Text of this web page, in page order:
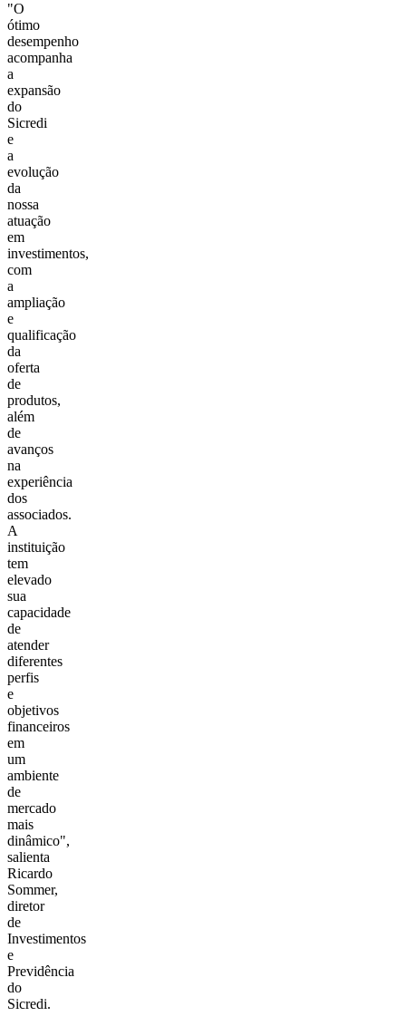
"O
ótimo
desempenho
acompanha
a
expansão
do
Sicredi
e
a
evolução
da
nossa
atuação
em
investimentos,
com
a
ampliação
e
qualificação
da
oferta
de
produtos,
além
de
avanços
na
experiência
dos
associados.
A
instituição
tem
elevado
sua
capacidade
de
atender
diferentes
perfis
e
objetivos
financeiros
em
um
ambiente
de
mercado
mais
dinâmico",
salienta
Ricardo
Sommer,
diretor
de
Investimentos
e
Previdência
do
Sicredi.